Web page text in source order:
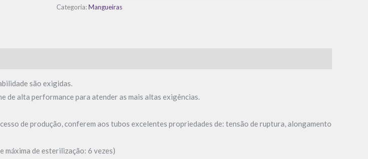
Categoria:Mangueiras
são exigidas.
de alta performance para atender as mais altas exigências.
de produção, conferem aos tubos excelentes propriedades de: tensão de ruptura, alongamento
máxima de esterilização: 6 vezes)